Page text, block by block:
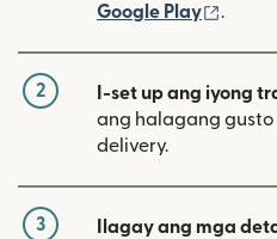
Google Play
.
2 I-set up ang iyong
ang halagang gusto
delivery.
3 Ilagay ang mga